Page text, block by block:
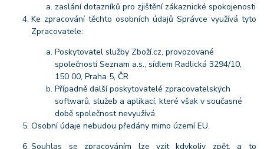
zaslání dotazníků pro zjištění zákaznické spokojenosti
Ke zpracování těchto osobních údajů Správce využívá tyto
Zpracovatele:
Poskytovatel služby Zboží.cz, provozované
společností Seznam a.s., sídlem Radlická 3294/10,
150 00, Praha 5, ČR
Případně další poskytovatelé zpracovatelských
softwarů, služeb a aplikací, které však v současné
době společnost nevyužívá
Osobní údaje nebudou předány mimo území EU.
Souhlas se zpracováním lze vzít kdykoliv zpět, a to